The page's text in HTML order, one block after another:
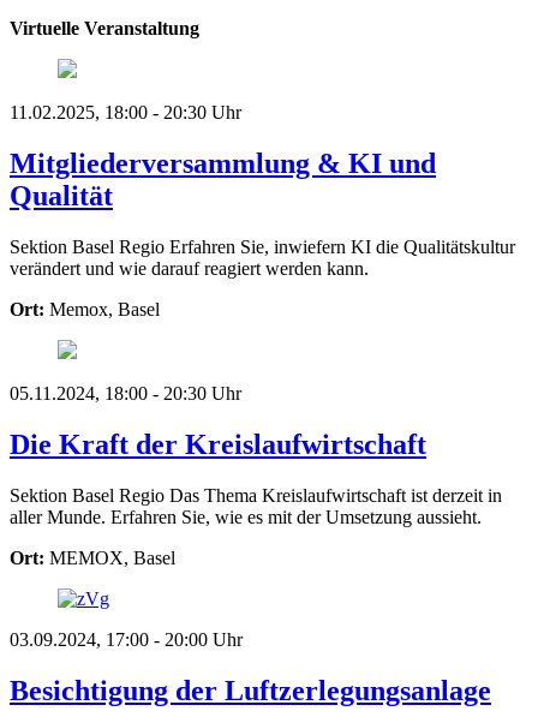
Virtuelle Veranstaltung
11.02.2025, 18:00 - 20:30 Uhr
Mitgliederversammlung & KI und
Qualität
Sektion Basel Regio Erfahren Sie, inwiefern KI die Qualitätskultur
verändert und wie darauf reagiert werden kann.
Ort: Memox, Basel
05.11.2024, 18:00 - 20:30 Uhr
Die Kraft der Kreislaufwirtschaft
Sektion Basel Regio Das Thema Kreislaufwirtschaft ist derzeit in
aller Munde. Erfahren Sie, wie es mit der Umsetzung aussieht.
Ort: MEMOX, Basel
03.09.2024, 17:00 - 20:00 Uhr
Besichtigung der Luftzerlegungsanlage